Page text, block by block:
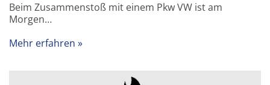
Beim Zusammenstoß mit einem Pkw VW ist am
Morgen…
Mehr erfahren